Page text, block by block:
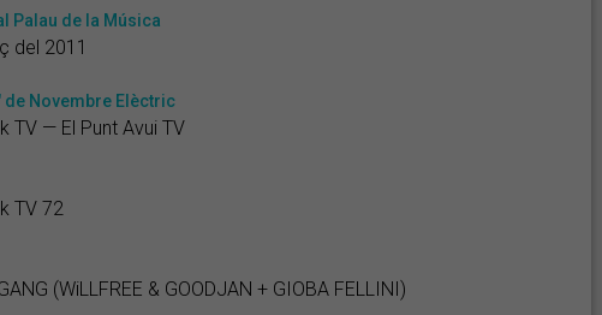
Palau de la Música
del 2011
de Novembre Elèctric
TV — El Punt Avui TV
TV 72
(WiLLFREE & GOODJAN + GIOBA FELLINI)